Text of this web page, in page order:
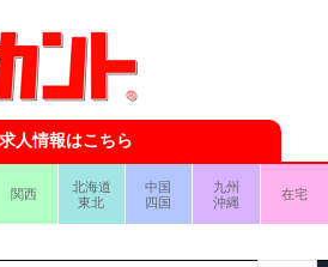
求人情報はこちら
関西
北海道
東北
中国
四国
九州
沖縄
在宅